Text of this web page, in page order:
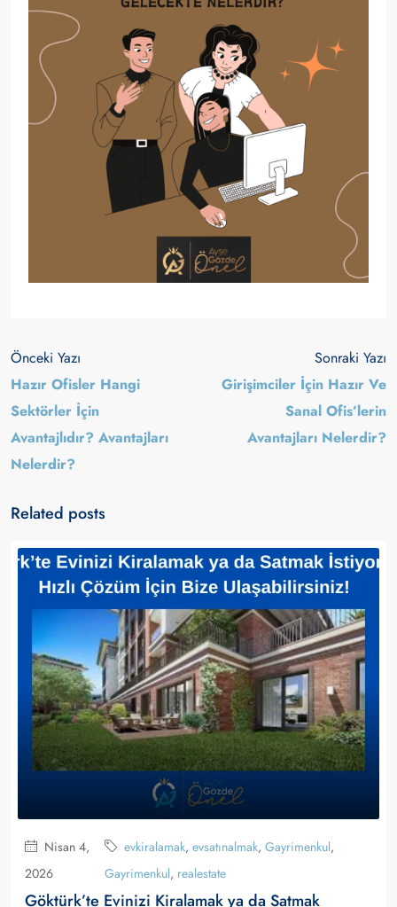
Önceki Yazı
Hazır Ofisler Hangi
Sektörler İçin
Avantajlıdır? Avantajları
Nelerdir?
Sonraki Yazı
Girişimciler İçin Hazır Ve
Sanal Ofis’lerin
Avantajları Nelerdir?
Related posts
Nisan 4,
2026
evkiralamak,evsatınalmak,Gayrimenkul,
Gayrimenkul, realestate
Göktürk’te Evinizi Kiralamak ya da Satmak